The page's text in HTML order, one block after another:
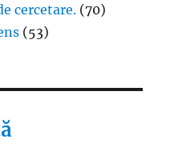
cercetare. (70)
(53)